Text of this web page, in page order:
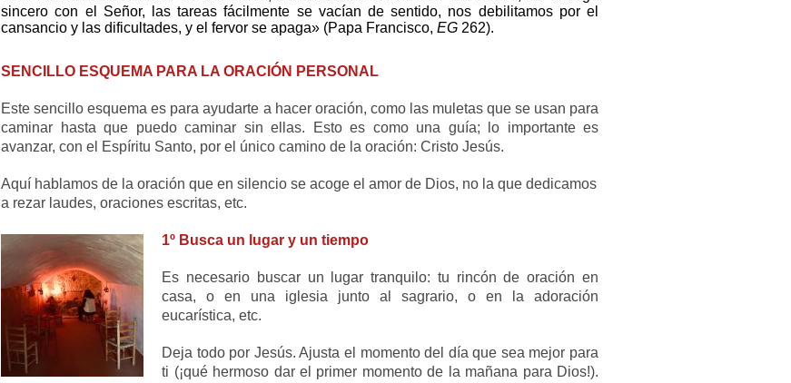
sincero con el Señor, las tareas fácilmente se vacían de sentido, nos debilitamos por el
cansancio y las dificultades, y el fervor se apaga» (Papa Francisco,EG 262).
SENCILLO ESQUEMA PARA LA ORACIÓN PERSONAL
Este sencillo esquema es para ayudarte a hacer oración, como las muletas que se usan para
caminar hasta que puedo caminar sin ellas. Esto es como una guía; lo importante es
avanzar, con el Espíritu Santo, por el único camino de la oración: Cristo Jesús.
Aquí hablamos de la oraciónque en silencio se acoge el amor de Dios, no la que dedicamos
a rezar laudes, oraciones escritas, etc.
1º Busca un lugar y un tiempo
Es necesario buscar un lugar tranquilo: tu rincón de oración en
casa, o en una iglesia junto al sagrario, o en la adoración
eucarística, etc.
Deja todo por Jesús. Ajusta el momento del día que sea mejor para
ti (¡qué hermoso dar el primer momento de la mañana para Dios!).